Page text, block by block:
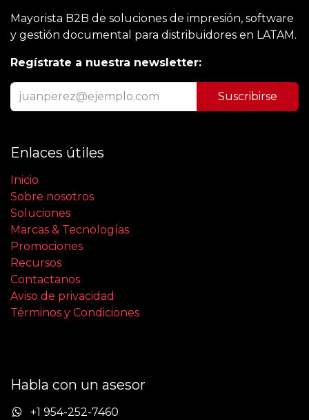
Mayorista B2B de soluciones de impresión, software
y gestión documental para distribuidores en LATAM.
Regístrate a nuestra newsletter:
Suscribirse
Enlaces útiles
Inicio
Sobre nosotros
Soluciones
Marcas & Tecnologías
Promociones
Recursos
Contactanos
Aviso de privacidad
Términos y Condiciones
Habla con un asesor
+1 954-252-7460